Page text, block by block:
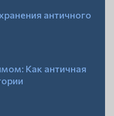
античного
Как античная